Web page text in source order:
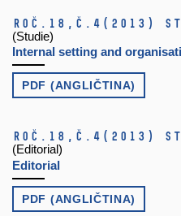
Roč.18, č.4 (2013)
(Studie)
Internal setting and
PDF (ANGLIČTINA)
Roč.18, č.4 (2013)
(Editorial)
Editorial
PDF (ANGLIČTINA)